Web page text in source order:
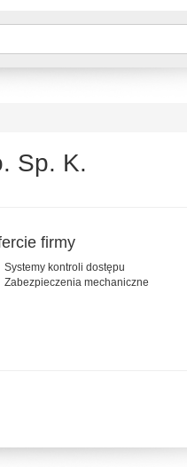
Sp. K.
firmy
Systemy kontroli dostępu
Zabezpieczenia mechaniczne